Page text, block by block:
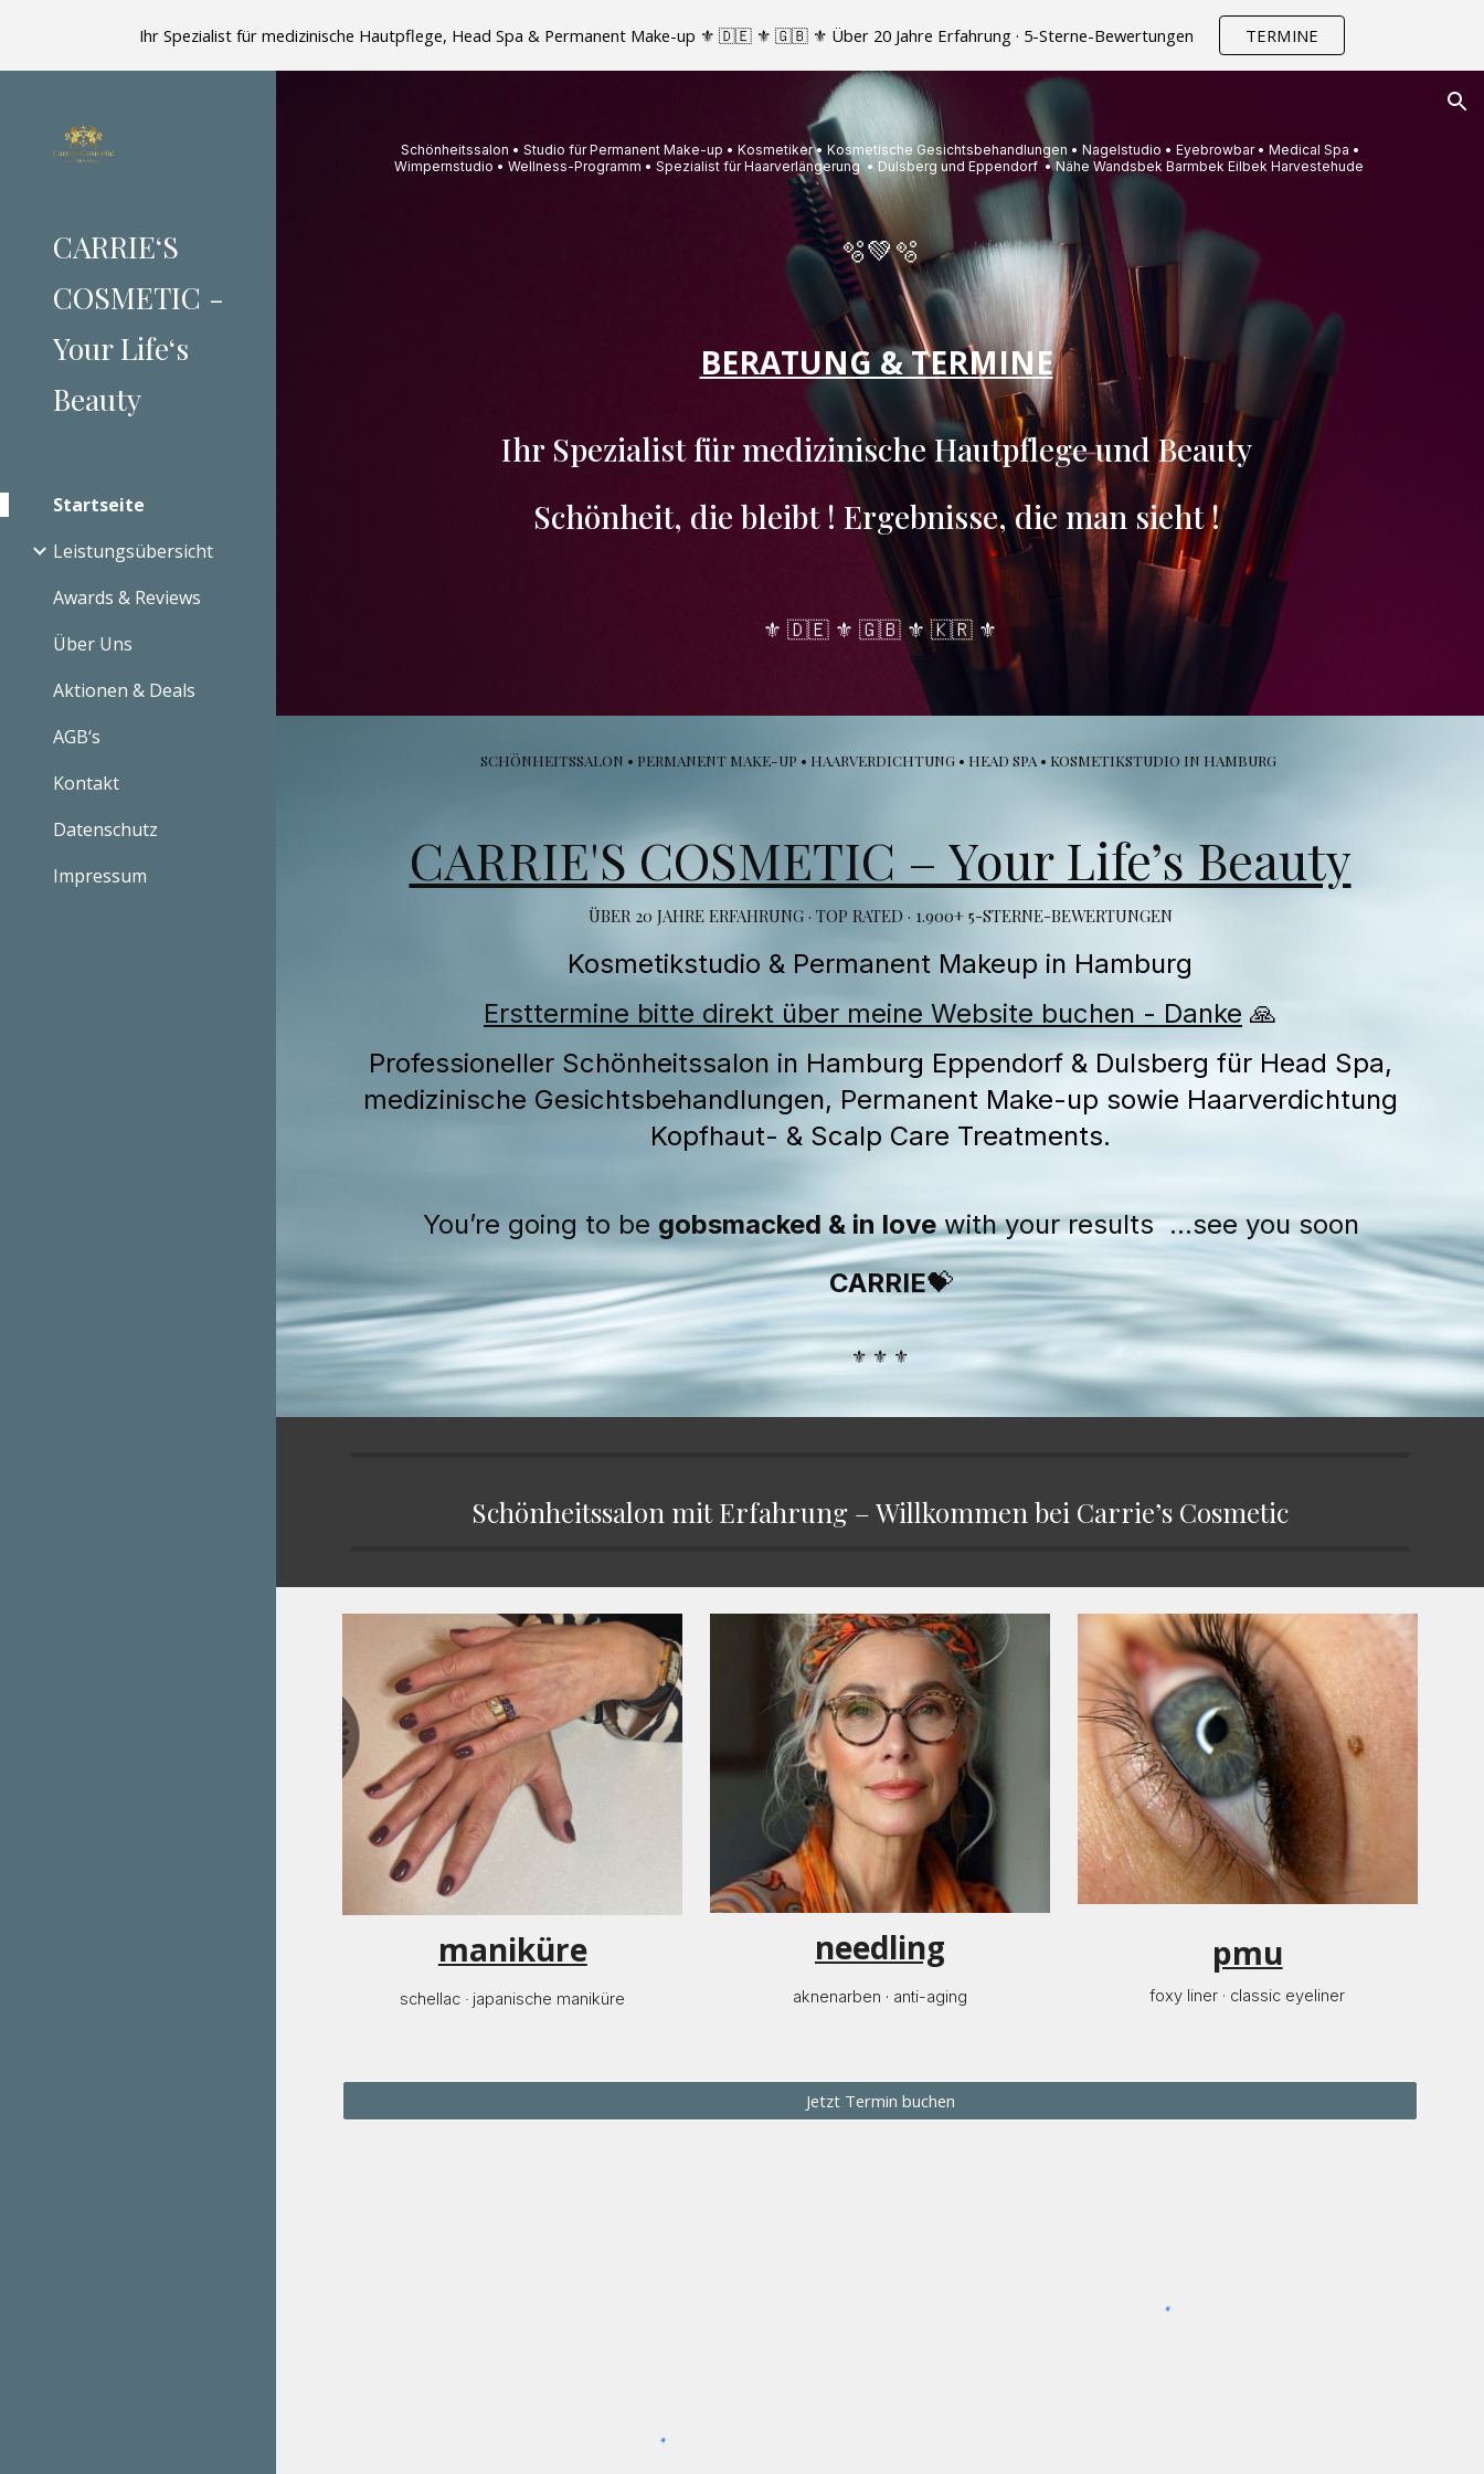
Skip to main content Skip to navigation
Ihr Spezialist für medizinische Hautpflege, Head Spa & Permanent Make-up ⚜️ 🇩🇪 ⚜️ 🇬🇧 ⚜️ Über 20 Jahre Erfahrung · 5-Sterne-Bewertungen TERMINE
CARRIE‘S
COSMETIC -
Your Life‘s
Beauty
Startseite
Leistungsübersicht
Awards & Reviews
Über Uns
Aktionen & Deals
AGB‘s
Kontakt
Datenschutz
Impressum
Schönheitssalon • Studio für Permanent Make-up • Kosmetiker • Kosmetische Gesichtsbehandlungen • Nagelstudio • Eyebrowbar • Medical Spa •
Wimpernstudio • Wellness-Programm • Spezialist für Haarverlängerung • Dulsberg und Eppendorf • Nähe Wandsbek Barmbek Eilbek Harvestehude
🫧💚🫧
BERATUNG & TERMINE
Ihr Spezialist für medizinische Hautpflege und Beauty
Schönheit, die bleibt ! Ergebnisse, die man sieht !
⚜️ 🇩🇪 ⚜️ 🇬🇧 ⚜️ 🇰🇷 ⚜️
SCHÖNHEITSSALON • PERMANENT MAKE-UP • HAARVERDICHTUNG • HEAD SPA • KOSMETIKSTUDIO IN HAMBURG
CARRIE'S COSMETIC – Your Life’s Beauty
ÜBER 20 JAHRE ERFAHRUNG · TOP RATED · 1.900+ 5-STERNE-BEWERTUNGEN
Kosmetikstudio & Permanent Makeup in Hamburg
Ersttermine bitte direkt über meine Website buchen - Danke 🙏
Professioneller Schönheitssalon in Hamburg Eppendorf & Dulsberg für Head Spa,
medizinische Gesichtsbehandlungen, Permanent Make-up sowie Haarverdichtung
Kopfhaut- & Scalp Care Treatments.
You’re going to be gobsmacked & in lovewith your results ...see you soon
CARRIE💝
⚜️ ⚜️ ⚜️
Schönheitssalon mit Erfahrung – Willkommen bei Carrie’s Cosmetic
maniküre
schellac · japanische maniküre
needling
aknenarben · anti-aging
pmu
foxy liner · classic eyeliner
Jetzt Termin buchen